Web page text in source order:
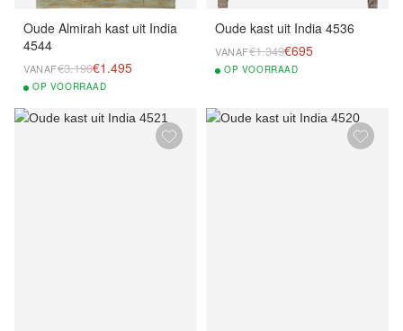
Oude Almirah kast uit India
4544
VANAF€3.190€1.495
OP VOORRAAD
Oude kast uit India 4536
VANAF€1.349€695
OP VOORRAAD